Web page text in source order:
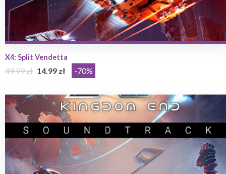
X4: Split Vendetta
49.99 zł 14.99 zł -70%